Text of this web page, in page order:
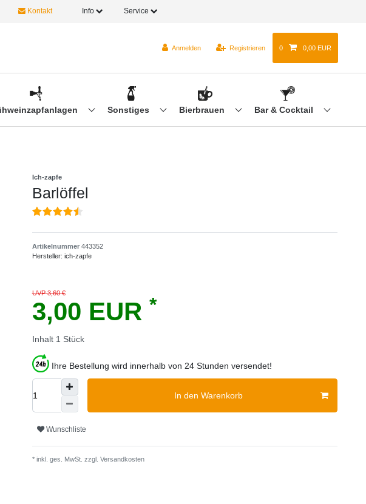
Kontakt Info Service
Anmelden Registrieren 0 0,00 EUR
Sonstiges Bierbrauen Bar & Cocktail
Ich-zapfe
Barlöffel
Artikelnummer 443352
Hersteller: ich-zapfe
UVP 3,60 €
3,00 EUR *
Inhalt 1 Stück
Ihre Bestellung wird innerhalb von 24 Stunden versendet!
In den Warenkorb
Wunschliste
* inkl. ges. MwSt. zzgl. Versandkosten